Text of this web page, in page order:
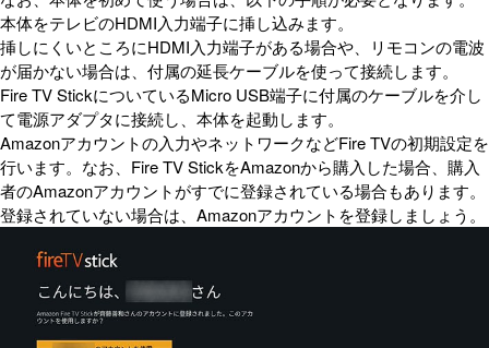
本体をテレビのHDMI入力端子に挿し込みます。
挿しにくいところにHDMI入力端子がある場合や、リモコンの電波
が届かない場合は、付属の延長ケーブルを使って接続します。
Fire TV StickについているMicro USB端子に付属のケーブルを介し
て電源アダプタに接続し、本体を起動します。
Amazonアカウントの入力やネットワークなどFire TVの初期設定を
行います。なお、Fire TV StickをAmazonから購入した場合、購入
者のAmazonアカウントがすでに登録されている場合もあります。
登録されていない場合は、Amazonアカウントを登録しましょう。